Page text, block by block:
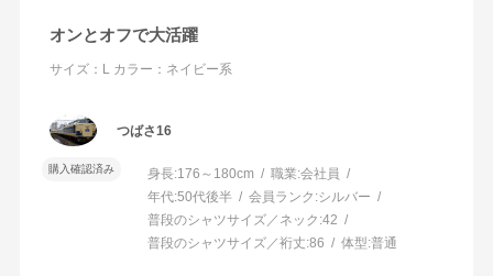
オンとオフで大活躍
サイズ：L カラー：ネイビー系
つばさ16
購入確認済み 身長:176～180cm 職業:会社員
年代:50代後半 会員ランク:シルバー
普段のシャツサイズ／ネック:42
普段のシャツサイズ／裄丈:86 体型:普通